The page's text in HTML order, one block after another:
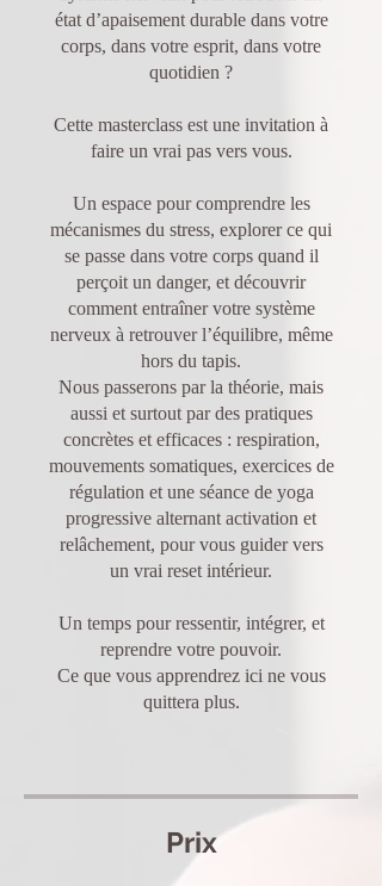
état d’apaisement durable dans votre
corps, dans votre esprit, dans votre
quotidien ?
Cette masterclass est une invitation à
faire un vrai pas vers vous.
Un espace pour comprendre les
mécanismes du stress, explorer ce qui
se passe dans votre corps quand il
perçoit un danger, et découvrir
comment entraîner votre système
nerveux à retrouver l’équilibre, même
hors du tapis.
Nous passerons par la théorie, mais
aussi et surtout par des pratiques
concrètes et efficaces : respiration,
mouvements somatiques, exercices de
régulation et une séance de yoga
progressive alternant activation et
relâchement, pour vous guider vers
un vrai reset intérieur.
Un temps pour ressentir, intégrer, et
reprendre votre pouvoir.
Ce que vous apprendrez ici ne vous
quittera plus.
Prix